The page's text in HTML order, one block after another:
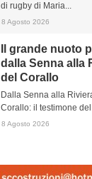
di rugby di Maria...
8 Agosto 2026
Il grande nuoto
dalla Senna alla
del Corallo
Dalla Senna alla
Corallo: il testimone
8 Agosto 2026